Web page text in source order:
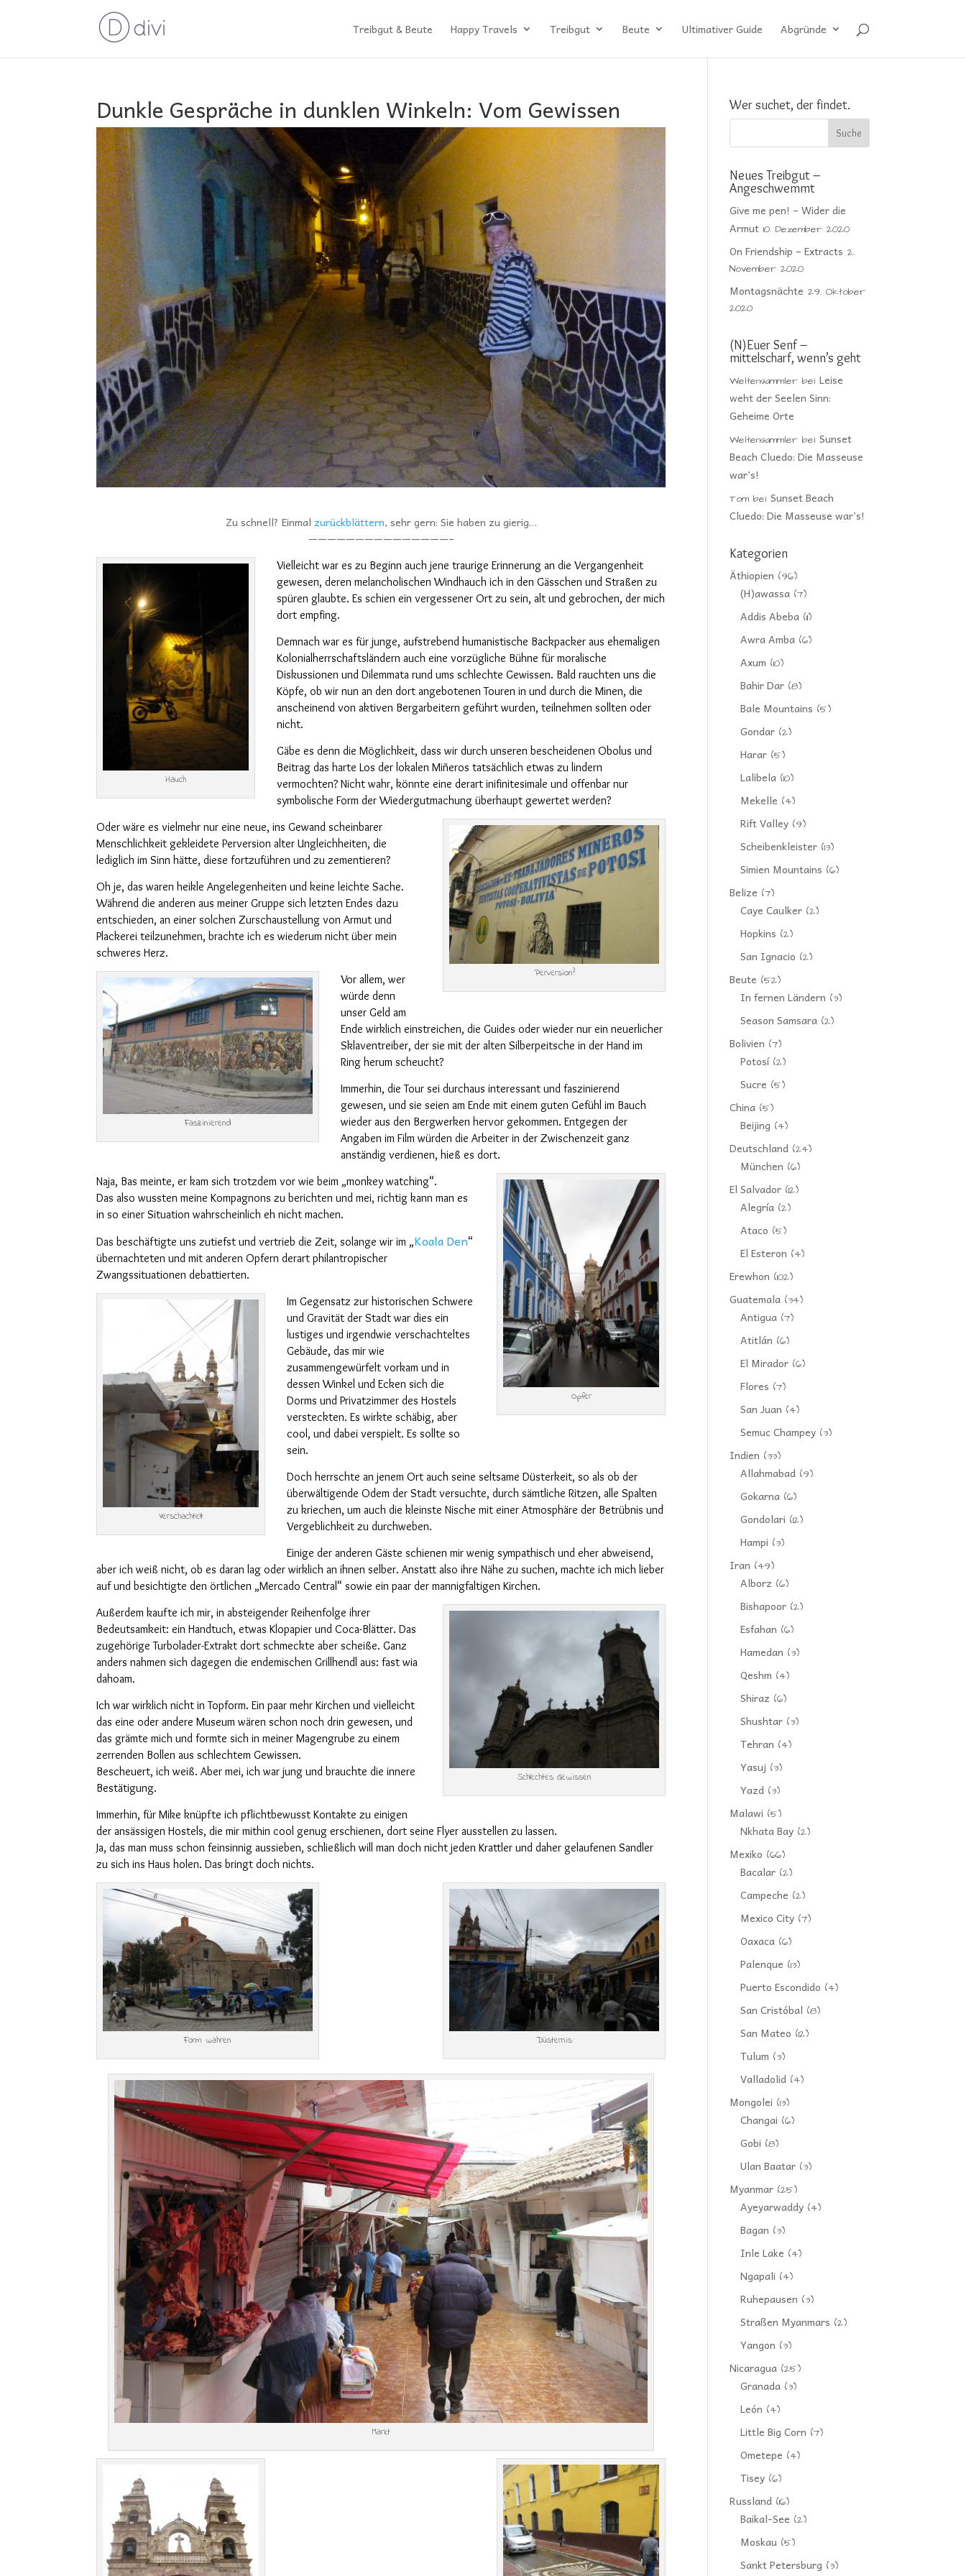
Treibgut & Beute Happy Travels Treibgut Beute Ultimativer Guide Abgründe
Dunkle Gespräche in dunklen Winkeln: Vom Gewissen
Zu schnell? Einmal zurückblättern, sehr gern: Sie haben zu gierig…
———————————————–
Hauch
Vielleicht war es zu Beginn auch jene traurige Erinnerungan die Vergangenheit
gewesen, deren melancholischen Windhauch ich in den Gässchen und Straßen zu
spüren glaubte. Esschien ein vergessener Ortzu sein, alt und gebrochen, der mich
dort empfing.
Demnach war es für junge, aufstrebend humanistische Backpacker aus ehemaligen
Kolonialherrschaftsländern auch eine vorzügliche Bühne für moralische
Diskussionen und Dilemmata rund ums schlechte Gewissen. Bald rauchten uns die
Köpfe, ob wir nun an den dort angebotenen Touren in und durch die Minen, die
anscheinend von aktiven Bergarbeitern geführt wurden, teilnehmen sollten oder
nicht.
Gäbe es denn die Möglichkeit, dass wir durch unseren bescheidenen Obolus und
Beitrag das harte Los der lokalen Miñerostatsächlichetwas zu lindern
vermochten?Nicht wahr, könnte eine derart inifinitesimale und offenbar nur
symbolische Form der Wiedergutmachungüberhaupt gewertet werden?
Perversion?
Oder wäre es vielmehr nur eine neue, ins Gewand scheinbarer
Menschlichkeit gekleidete Perversion alter Ungleichheiten, die
lediglich im Sinn hätte, diese fortzuführen und zu zementieren?
Oh je, das waren heikle Angelegenheiten und keine leichte Sache.
Während die anderen aus meiner Gruppe sich letzten Endes dazu
entschieden, an einer solchen Zurschaustellung von Armut und
Plackerei teilzunehmen, brachte ich es wiederum nicht übermein
schweres Herz.
Faszinierend
Vor allem, wer
würde denn
unser Geld am
Ende wirklich einstreichen, die Guides oder wieder nur ein neuerlicher
Sklaventreiber, der sie mit der alten Silberpeitsche in der Hand im
Ring herum scheucht?
Immerhin, die Tour sei durchaus interessant und faszinierend
gewesen, und sie seien am Ende mit einem guten Gefühl im Bauch
wieder aus den Bergwerken hervor gekommen. Entgegen der
Angaben im Film würden die Arbeiterin der Zwischenzeit ganz
anständig verdienen, hieß es dort.
Opfer
Naja, Bas meinte, er kam sich trotzdem vor wie beim „monkey watching“.
Das also wussten meine Kompagnons zu berichten und mei, richtig kann man es
in so einer Situation wahrscheinlich eh nicht machen.
Das beschäftigte uns zutiefst und vertrieb die Zeit,solange wir im „Koala Den“
übernachteten und mit anderen Opfern derart philantropischer
Zwangssituationen debattierten.
Verschachtelt
Im Gegensatz zur historischen Schwere
und Gravität der Stadt war dies ein
lustigesundirgendwie verschachteltes
Gebäude, das mir wie
zusammengewürfelt vorkam und in
dessen Winkel und Ecken sich die
Dorms und Privatzimmer des Hostels
versteckten. Es wirkte schäbig, aber
cool, und dabei verspielt. Es sollte so
sein.
Doch herrschte an jenem Ort auch seine seltsame Düsterkeit, so als ob der
überwältigende Odem der Stadt versuchte, durchsämtliche Ritzen,alle Spalten
zu kriechen,um auch die kleinste Nische mit einer Atmosphäre der Betrübnis und
Vergeblichkeit zu durchweben.
Einige der anderen Gäste schienen mir wenig sympathisch und eher abweisend,
aber ich weiß nicht, ob es daran lag oder wirklich an ihnen selber.Anstatt also ihre Nähe zu suchen, machte ich mich lieber
auf und besichtigte den örtlichen „Mercado Central“ sowie ein paar der mannigfaltigen Kirchen.
Schlechtes Gewissen
Außerdem kaufte ich mir, in absteigender Reihenfolge ihrer
Bedeutsamkeit: ein Handtuch, etwas Klopapier und Coca-Blätter. Das
zugehörige Turbolader-Extrakt dort schmeckte aber scheiße.Ganz
andersnahmen sich dagegen die endemischen Grillhendl aus: fast wia
dahoam.
Ich war wirklich nicht in Topform. Ein paar mehr Kirchen und vielleicht
das eine oder andere Museum wären schon noch drin gewesen, und
das grämte mich und formte sich in meiner Magengrube zu einem
zerrenden Bollen aus schlechtem Gewissen.
Bescheuert, ich weiß. Aber mei, ich war jung und brauchte die innere
Bestätigung.
Immerhin, für Mike knüpfte ich pflichtbewusst Kontakte zu einigen
der ansässigen Hostels, die mir mithin cool genug erschienen, dort seine Flyer ausstellenzu lassen.
Ja, das man muss schon feinsinnig aussieben, schließlich will man dochnicht jeden Krattler und daher gelaufenen Sandler
zu sichins Haus holen.Das bringt doch nichts.
Form wahren Düsternis
Markt
Wer suchet, der findet.
Neues Treibgut –
Angeschwemmt
Give me pen! – Wider die
Armut 10. Dezember 2020
On Friendship – Extracts 2.
November 2020
Montagsnächte 29. Oktober
2020
(N)Euer Senf –
mittelscharf, wenn’s geht
Weltensammler beiLeise
weht der Seelen Sinn:
Geheime Orte
Weltensammler beiSunset
Beach Cluedo: Die Masseuse
war’s!
Tom beiSunset Beach
Cluedo: Die Masseuse war’s!
Kategorien
Äthiopien (96)
(H)awassa (7)
Addis Abeba (11)
Awra Amba (6)
Axum (10)
Bahir Dar (8)
Bale Mountains (5)
Gondar (2)
Harar (5)
Lalibela (10)
Mekelle (4)
Rift Valley (9)
Scheibenkleister (13)
Simien Mountains (6)
Belize (7)
Caye Caulker (2)
Hopkins (2)
San Ignacio (2)
Beute (52)
In fernen Ländern (3)
Season Samsara (2)
Bolivien (7)
Potosí(2)
Sucre (5)
China (5)
Beijing (4)
Deutschland (24)
München (6)
El Salvador (12)
Alegría (2)
Ataco (5)
El Esteron (4)
Erewhon (102)
Guatemala (34)
Antigua (7)
Atitlán (6)
El Mirador (6)
Flores (7)
San Juan (4)
Semuc Champey (3)
Indien (33)
Allahmabad (9)
Gokarna (6)
Gondolari (12)
Hampi (3)
Iran (49)
Alborz (6)
Bishapoor (2)
Esfahan (6)
Hamedan (3)
Qeshm (4)
Shiraz (6)
Shushtar (3)
Tehran (4)
Yasuj (3)
Yazd (3)
Malawi (5)
Nkhata Bay (2)
Mexiko (66)
Bacalar (2)
Campeche (2)
Mexico City (7)
Oaxaca (6)
Palenque (13)
Puerto Escondido (4)
San Cristóbal (8)
San Mateo (12)
Tulum (3)
Valladolid (4)
Mongolei (13)
Changai (6)
Gobi (8)
Ulan Baatar (3)
Myanmar (25)
Ayeyarwaddy (4)
Bagan (3)
Inle Lake (4)
Ngapali (4)
Ruhepausen (3)
Straßen Myanmars (2)
Yangon (3)
Nicaragua (25)
Granada (3)
León (4)
Little Big Corn (7)
Ometepe (4)
Tisey (6)
Russland (16)
Baikal-See (2)
Moskau (5)
Sankt Petersburg (3)